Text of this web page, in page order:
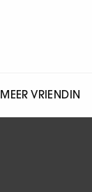
MEER VRIENDIN